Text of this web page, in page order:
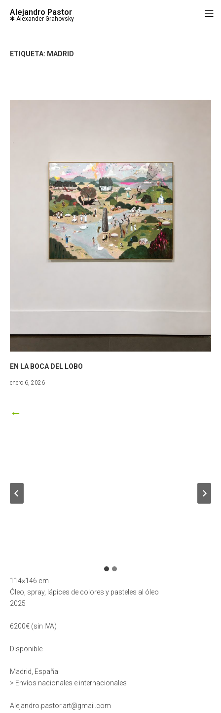
Alejandro Pastor
ETIQUETA: MADRID
EN LA BOCA DEL LOBO
enero 6, 2026julio
←
114×146 cm
Óleo, spray, lápices de colores y pasteles al óleo
2025
6200€ (sin IVA)
Disponible
Madrid, España
> Envíos nacionales e internacionales
Alejandro.pastor.art@gmail.com